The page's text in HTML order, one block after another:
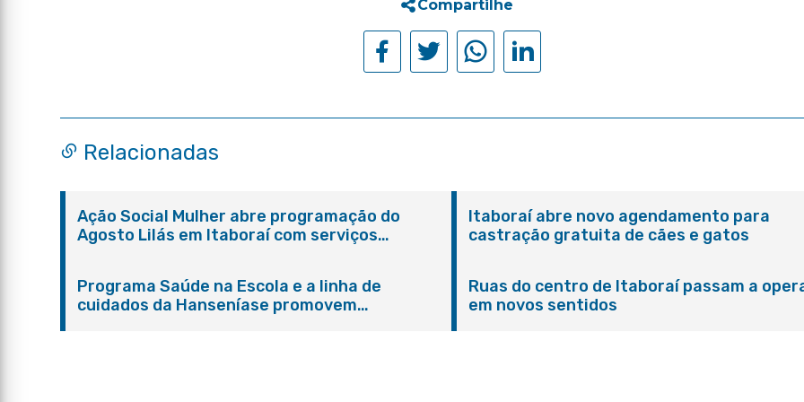
Compartilhe
Relacionadas
Ação Social Mulher abre programação do
Agosto Lilás em Itaboraí com serviços
Itaboraí abre novo agendamento para
castração gratuita de cães e gatos
Programa Saúde na Escola e a linha de
cuidados da Hanseníase promovem
Ruas do centro de Itaboraí passam a
em novos sentidos